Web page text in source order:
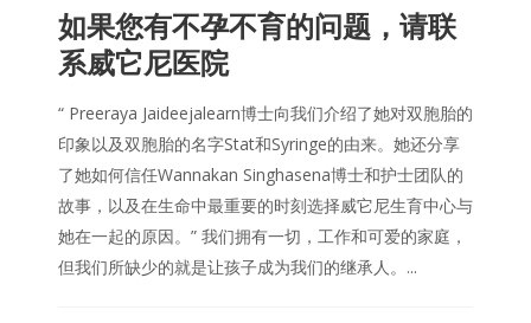
如果您有不孕不育的问题，请联
系威它尼医院
“ Preeraya Jaideejalearn博士向我们介绍了她对双胞胎的
印象以及双胞胎的名字Stat和Syringe的由来。她还分享
了她如何信任Wannakan Singhasena博士和护士团队的
故事，以及在生命中最重要的时刻选择威它尼生育中心与
她在一起的原因。” 我们拥有一切，工作和可爱的家庭，
但我们所缺少的就是让孩子成为我们的继承人。...